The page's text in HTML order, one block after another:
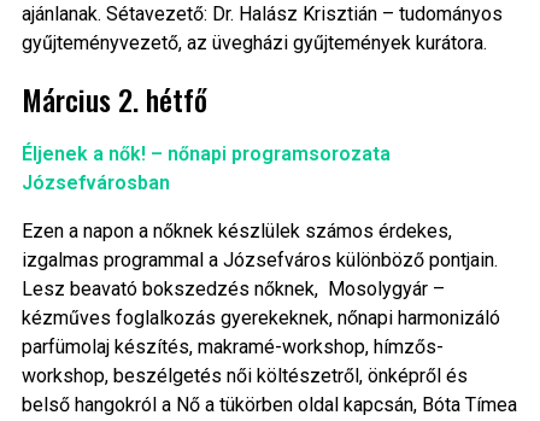
ajánlanak. Sétavezető: Dr. Halász Krisztián – tudományos
gyűjteményvezető, az üvegházi gyűjtemények kurátora.
Március 2. hétfő
Éljenek a nők! – nőnapi programsorozata
Józsefvárosban
Ezen a napon a nőknek készlülek számos érdekes,
izgalmas programmal a Józsefváros különböző pontjain.
Lesz beavató bokszedzés nőknek, Mosolygyár –
kézműves foglalkozás gyerekeknek, nőnapi harmonizáló
parfümolaj készítés, makramé-workshop, hímzős-
workshop, beszélgetés női költészetről, önképről és
belső hangokról a Nő a tükörben oldal kapcsán, Bóta Tímea